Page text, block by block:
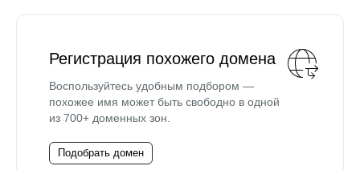
Регистрация похожего домена
Воспользуйтесь удобным подбором —
похожее имя может быть свободно в одной
из 700+ доменных зон.
Подобрать домен